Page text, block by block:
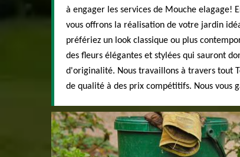
à engager les services de Mouche elagage!
vous offrons la réalisation de votre jardin
préfériez un look classique ou plus
des fleurs élégantes et stylées qui sauront
d'originalité. Nous travaillons à travers tout
de qualité à des prix compétitifs. Nous vous